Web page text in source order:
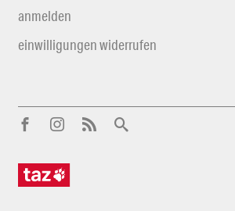
anmelden
einwilligungen widerrufen